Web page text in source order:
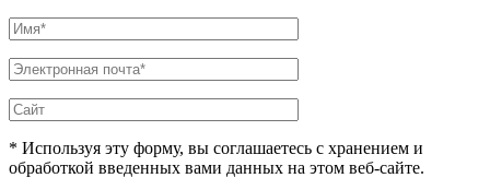
* Используя эту форму, вы соглашаетесь с хранением и
обработкой введенных вами данных на этом веб-сайте.